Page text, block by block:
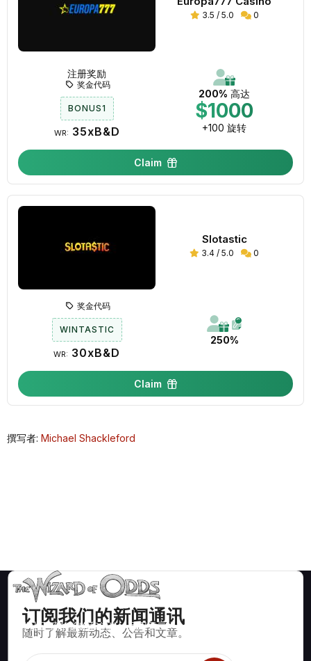
3.5 / 5.0 0
200% 高达
$1000
+100 旋转
注册奖励
奖金代码
BONUS1
WR: 35xB&D
Claim
Slotastic
3.4 / 5.0 0
250%
奖金代码
WINTASTIC
WR: 30xB&D
Claim
撰写者: Michael Shackleford
订阅我们的新闻通讯
随时了解最新动态、公告和文章。
数学上正确的策略和信息，适用于二十一点、掷骰子、轮盘赌等
数百种可玩的赌场游戏。